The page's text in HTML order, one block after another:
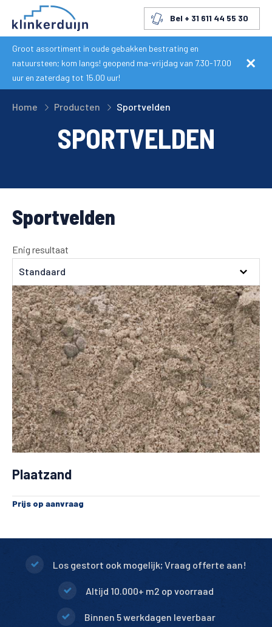
Bel + 31 611 44 55 30
Groot assortiment in oude gebakken bestrating en
natuursteen; kom langs! geopend ma-vrijdag van 7.30-17.00
uur en zaterdag tot 15.00 uur!
Home Producten Sportvelden
SPORTVELDEN
Sportvelden
Enig resultaat
Plaatzand
Prijs op aanvraag
Los gestort ook mogelijk; Vraag offerte aan!
Altijd 10.000+ m2 op voorraad
Binnen 5 werkdagen leverbaar